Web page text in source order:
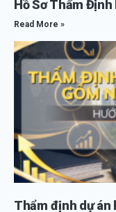
Hồ Sơ Thẩm
Read More »
Thẩm định dự án